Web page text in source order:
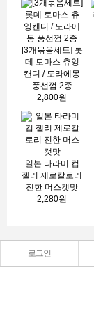
[3개묶음세트] 롯
데 토마스 츄잉
캔디 / 도라에몽
풍선껌 2종
2,800원
일본 타라미 컵
젤리 제로칼로리
진한 머스캣맛
2,280원
로그인